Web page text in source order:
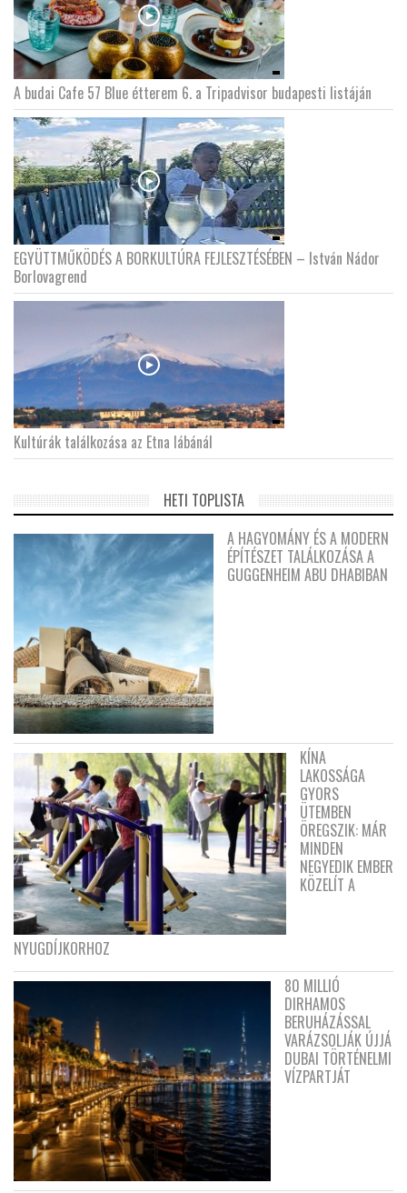
A budai Cafe 57 Blue étterem 6. a Tripadvisor budapesti listáján
EGYÜTTMŰKÖDÉS A BORKULTÚRA FEJLESZTÉSÉBEN – István Nádor
Borlovagrend
Kultúrák találkozása az Etna lábánál
HETI TOPLISTA
A HAGYOMÁNY ÉS A MODERN
ÉPÍTÉSZET TALÁLKOZÁSA A
GUGGENHEIM ABU DHABIBAN
KÍNA
LAKOSSÁGA
GYORS
ÜTEMBEN
ÖREGSZIK: MÁR
MINDEN
NEGYEDIK EMBER
KÖZELÍT A
NYUGDÍJKORHOZ
80 MILLIÓ
DIRHAMOS
BERUHÁZÁSSAL
VARÁZSOLJÁK ÚJJÁ
DUBAI TÖRTÉNELMI
VÍZPARTJÁT